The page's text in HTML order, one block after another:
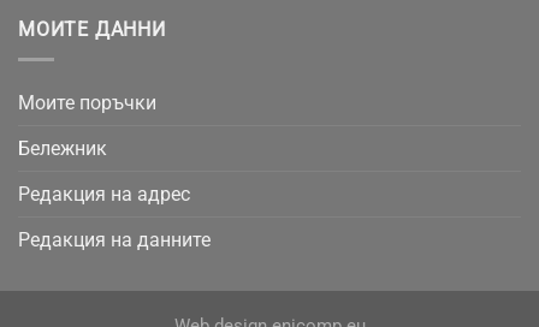
МОИТЕ ДАННИ
Моите поръчки
Бележник
Редакция на адрес
Редакция на данните